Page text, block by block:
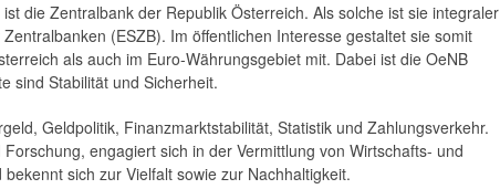
die Zentralbank der Republik Österreich. Als solche ist sie integraler
(ESZB). Im öffentlichen Interesse gestaltet sie somit
als auch im Euro-Währungsgebiet mit. Dabei ist die OeNB
sind Stabilität und Sicherheit.
Geldpolitik, Finanzmarktstabilität, Statistik und Zahlungsverkehr.
engagiert sich in der Vermittlung von Wirtschafts- und
sich zur Vielfalt sowie zur Nachhaltigkeit.